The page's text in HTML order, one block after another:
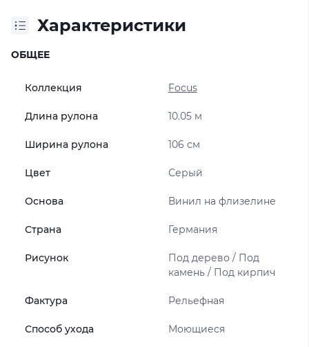
Характеристики
ОБЩЕЕ
Коллекция Focus
Длина рулона 10.05 м
Ширина рулона 106 см
Цвет Серый
Основа Винил на флизелине
Страна Германия
Рисунок
Под дерево / Под
камень / Под кирпич
Фактура Рельефная
Способ ухода Моющиеся